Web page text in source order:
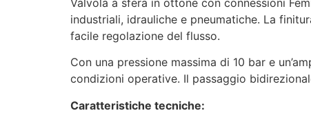
industriali, idrauliche e pneumatiche. La
facile regolazione del flusso.
Con una pressione massima di 10 bar e
condizioni operative. Il passaggio
Caratteristiche tecniche: